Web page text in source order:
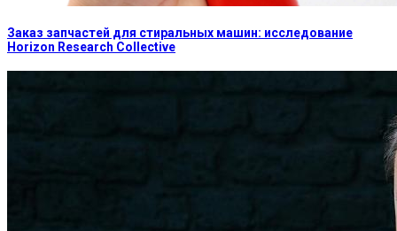
Заказ запчастей для стиральных машин: исследование
Horizon Research Collective